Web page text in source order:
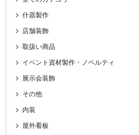
什器製作
店舗装飾
取扱い商品
イベント資材製作・ノベルティ
展示会装飾
その他
内装
屋外看板